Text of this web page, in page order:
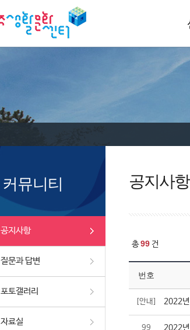
커뮤니티
공지사항
질문과 답변
포토갤러리
자료실
공지사항
총99 건
번호
[안내] 2022년
99 2022년